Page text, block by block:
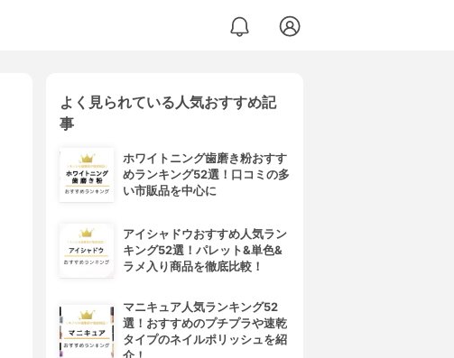
よく見られている人気おすすめ記
事
ホワイトニング歯磨き粉おすす
めランキング52選！口コミの多
い市販品を中心に
アイシャドウおすすめ人気ラン
キング52選！パレット&単色&
ラメ入り商品を徹底比較！
マニキュア人気ランキング52
選！おすすめのプチプラや速乾
タイプのネイルポリッシュを紹